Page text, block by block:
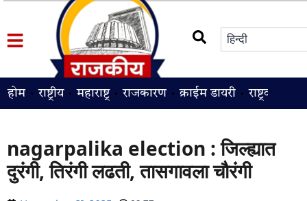
होम राष्ट्रीय महाराष्ट्र राजकारण क्राईम डायरी राष्ट्रवादी
nagarpalika election : जिल्ह्यात
दुरंगी, तिरंगी लढती, तासगावला चौरंगी